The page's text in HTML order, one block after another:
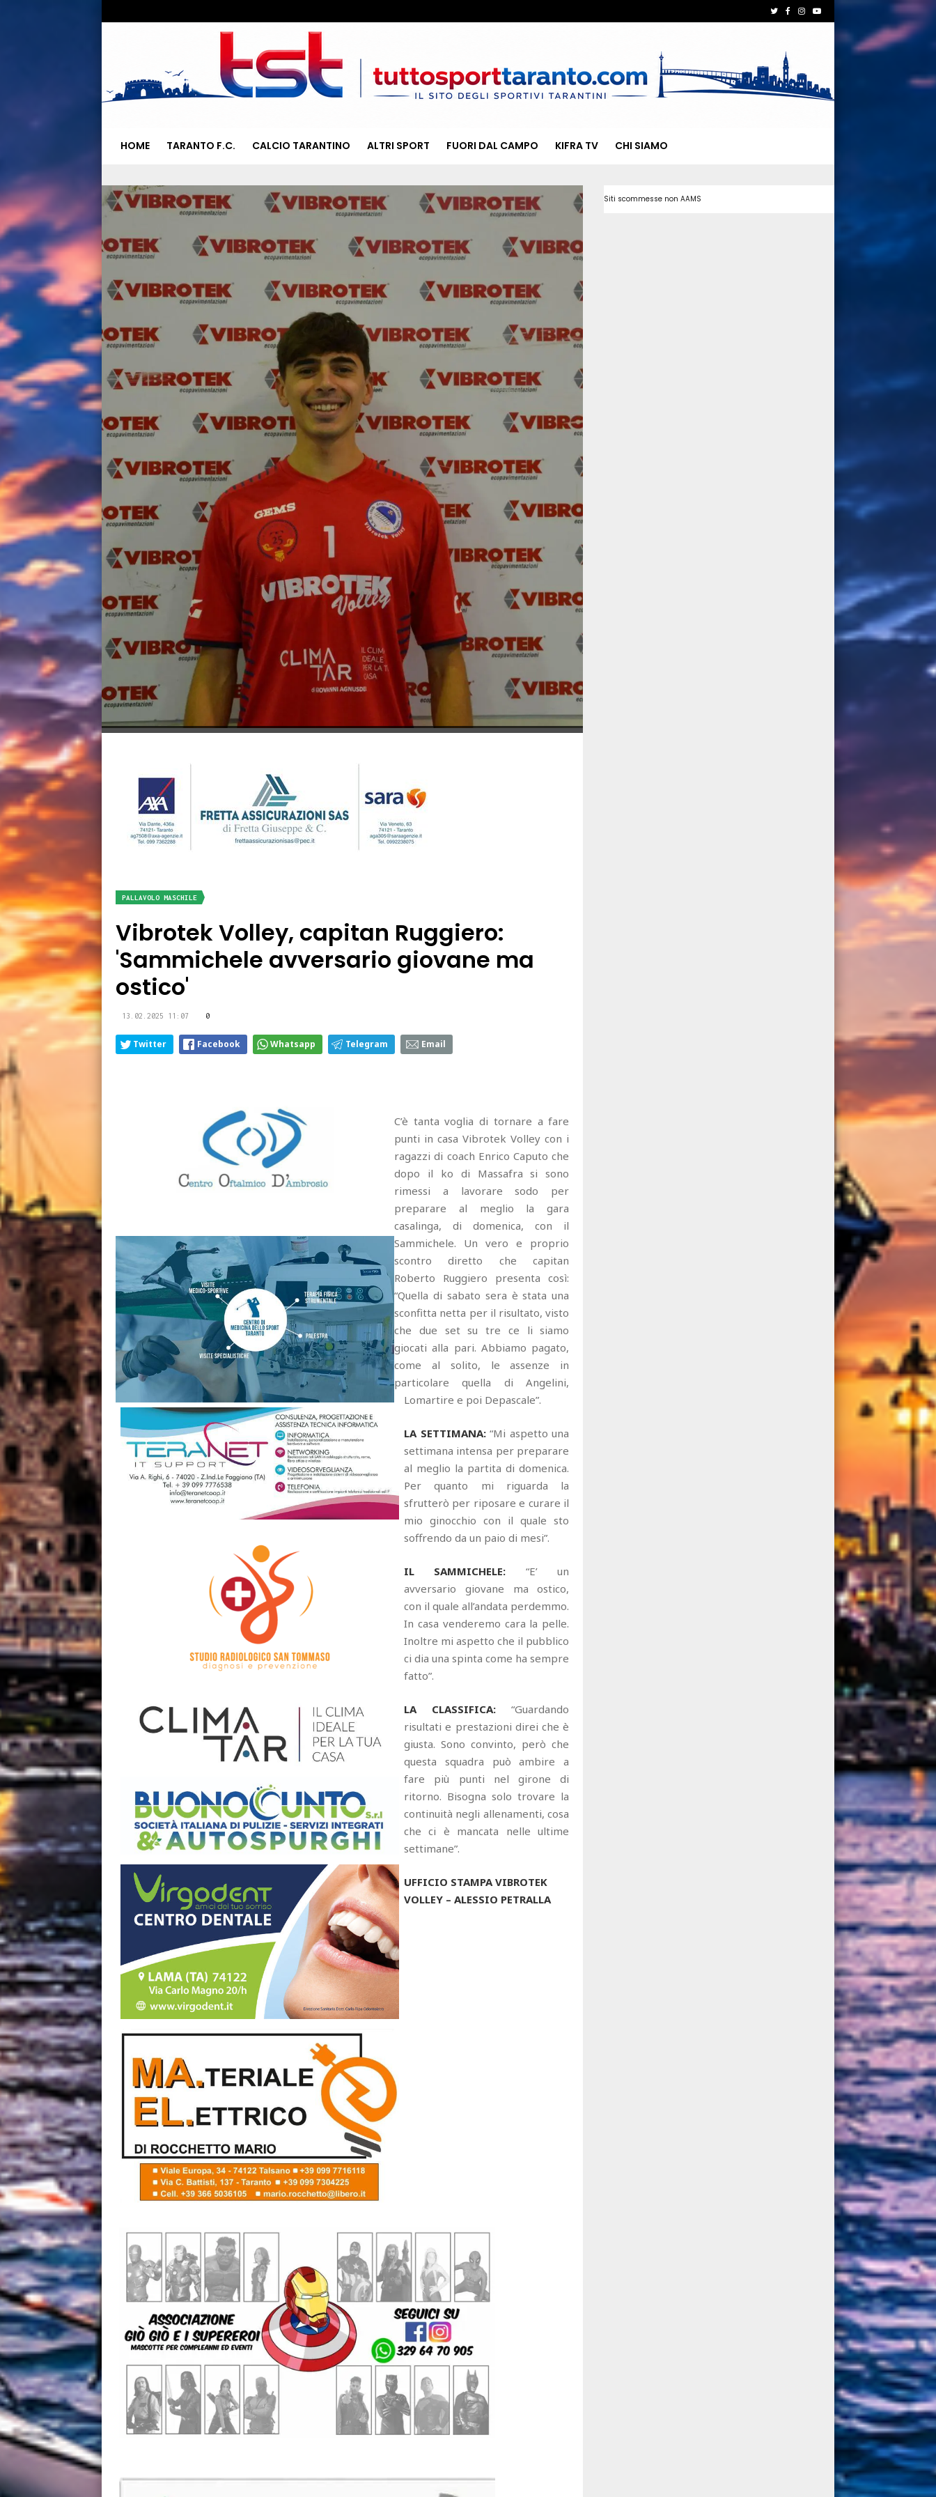
HOME TARANTO F.C. CALCIO TARANTINO ALTRI SPORT FUORI DAL CAMPO KIFRA TV CHI SIAMO
PALLAVOLO MASCHILE
Vibrotek Volley, capitan Ruggiero:
'Sammichele avversario giovane ma
ostico'
13.02.2025 11:07 0
Twitter Facebook Whatsapp Telegram Email
C’è tanta voglia di tornare a fare
punti in casa Vibrotek Volley con i
ragazzi di coach Enrico Caputo che
dopo il ko di Massafra si sono
rimessi a lavorare sodo per
preparare al meglio la gara
casalinga, di domenica, con il
Sammichele. Un vero e proprio
scontro diretto che capitan
Roberto Ruggiero presenta così:
“Quella di sabato sera è stata una
sconfitta netta per il risultato, visto
che due set su tre ce li siamo
giocati alla pari. Abbiamo pagato,
come al solito, le assenze in
particolare quella di Angelini,
Lomartire e poi Depascale”.
LA SETTIMANA:“Mi aspetto una
settimana intensa per preparare
al meglio la partita di domenica.
Per quanto mi riguarda la
sfrutterò per riposare e curare il
mio ginocchio con il quale sto
soffrendo da un paio di mesi”.
IL SAMMICHELE: “E’ un
avversario giovane ma ostico,
con il quale all’andata perdemmo.
In casa venderemo cara la pelle.
Inoltre mi aspetto che il pubblico
ci dia una spinta come ha sempre
fatto”.
LA CLASSIFICA: “Guardando
risultati e prestazioni direi che è
giusta. Sono convinto, però che
questa squadra può ambire a
fare più punti nel girone di
ritorno. Bisogna solo trovare la
continuità negli allenamenti, cosa
che ci è mancata nelle ultime
settimane”.
UFFICIO STAMPA VIBROTEK
VOLLEY – ALESSIO PETRALLA
Siti scommesse non AAMS